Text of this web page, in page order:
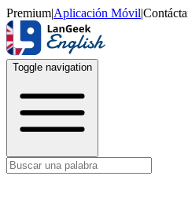
Premium|Aplicación Móvil|
Toggle navigation